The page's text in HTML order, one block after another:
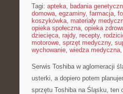
Tagi: apteka, badania
domowa, egzaminy, farmacja,
koszykówka, materiały
opieka społeczna, opieka
dziecięca, rajdy, recepty,
motorowe, sprzęt medyczny,
wychowanie, wiedza medyczna,
Serwis Toshiba w aglomeracji
usterki, a dopiero potem
sprzętu Toshiba na Śląsku, ten